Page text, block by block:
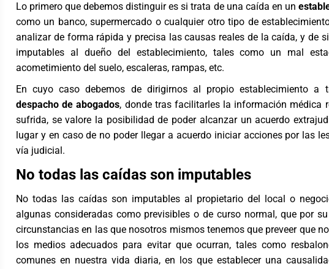
Lo primero que debemos distinguir es si trata de una caída en un
como un banco, supermercado o cualquier otro tipo de
analizar de forma rápida y precisa las causas reales de la caída, y de
imputables al dueño del establecimiento, tales como un mal
acometimiento del suelo, escaleras, rampas, etc.
En cuyo caso debemos de dirigirnos al propio establecimiento a
despacho de abogados, donde tras facilitarles la información médica
sufrida, se valore la posibilidad de poder alcanzar un acuerdo
lugar y en caso de no poder llegar a acuerdo iniciar acciones por las
vía judicial.
No todas las caídas son imputables
No todas las caídas son imputables al propietario del local o
algunas consideradas como previsibles o de curso normal, que por
circunstancias en las que nosotros mismos tenemos que preveer que
los medios adecuados para evitar que ocurran, tales como
comunes en nuestra vida diaria, en los que establecer una